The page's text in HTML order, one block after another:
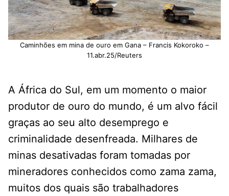
Caminhões em mina de ouro em Gana – Francis Kokoroko –
11.abr.25/Reuters
A África do Sul, em um momento o maior
produtor de ouro do mundo, é um alvo fácil
graças ao seu alto desemprego e
criminalidade desenfreada. Milhares de
minas desativadas foram tomadas por
mineradores conhecidos como zama zama,
muitos dos quais são trabalhadores